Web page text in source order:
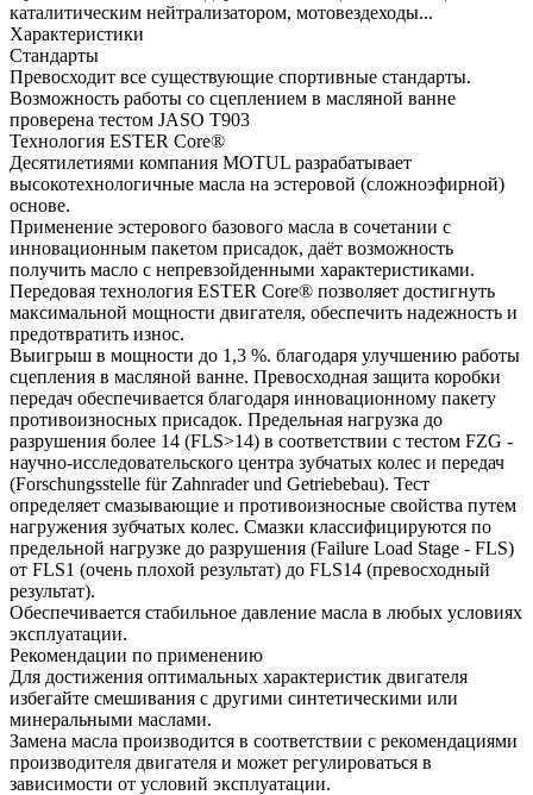
каталитическим нейтрализатором, мотовездеходы...
Характеристики
Стандарты
Превосходит все существующие спортивные стандарты.
Возможность работы со сцеплением в масляной ванне
проверена тестом JASO T903
Технология ESTER Core®
Десятилетиями компания MOTUL разрабатывает
высокотехнологичные масла на эстеровой (сложноэфирной)
основе.
Применение эстерового базового масла в сочетании с
инновационным пакетом присадок, даёт возможность
получить масло с непревзойденными характеристиками.
Передовая технология ESTER Core® позволяет достигнуть
максимальной мощности двигателя, обеспечить надежность и
предотвратить износ.
Выигрыш в мощности до 1,3 %. благодаря улучшению работы
сцепления в масляной ванне. Превосходная защита коробки
передач обеспечивается благодаря инновационному пакету
противоизносных присадок. Предельная нагрузка до
разрушения более 14 (FLS>14) в соответствии с тестом FZG -
научно-исследовательского центра зубчатых колес и передач
(Forschungsstelle für Zahnrader und Getriebebau). Тест
определяет смазывающие и противоизносные свойства путем
нагружения зубчатых колес. Смазки классифицируются по
предельной нагрузке до разрушения (Failure Load Stage - FLS)
от FLS1 (очень плохой результат) до FLS14 (превосходный
результат).
Обеспечивается стабильное давление масла в любых условиях
эксплуатации.
Рекомендации по применению
Для достижения оптимальных характеристик двигателя
избегайте смешивания с другими синтетическими или
минеральными маслами.
Замена масла производится в соответствии с рекомендациями
производителя двигателя и может регулироваться в
зависимости от условий эксплуатации.